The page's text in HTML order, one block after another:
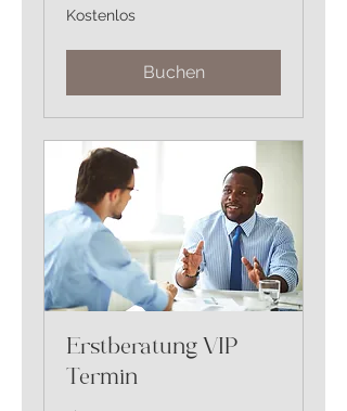
Kostenlos
Kostenlos
Buchen
Erstberatung VIP
Termin